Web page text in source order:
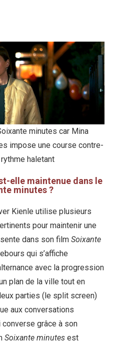
minutes car Mina
impose une course contre-
haletant
elle maintenue dans le
minutes ?
Kienle utilise plusieurs
pour maintenir une
dans son film Soixante
qui s’affiche
avec la progression
plan de la ville tout en
parties (le split screen)
aux conversations
grâce à son
Soixante minutes est